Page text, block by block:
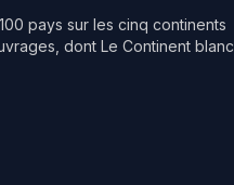
pays sur les cinq continents
dont Le Continent blanc,